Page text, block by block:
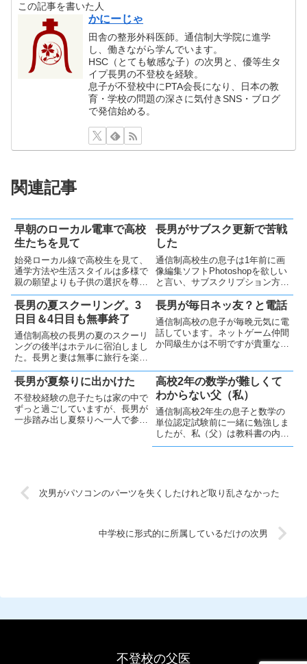
この記事を書いた人
かにーじゃ
田舎の整形外科医師。通信制大学院に進学
し、働きながら学んでいます。
HSC（とても敏感な子）の次男と、優等生タ
イプ長男の不登校を経験。
息子が不登校中にPTA会長になり、日本の教
育・学校の問題の深さに気付きSNS・ブログ
で発信始める。
関連記事
早朝のローカル電車で高校
生たちを見て
始発ローカル線で高校生を見て、
通学方法や生活スタイルは多様で
親の願望よりも子供の選択を尊重
してあげることが貴重な青春にな
るだろうと思いました。
長男がサブスク更新で苦戦
した
通信制高校生の息子は1年前に画
像編集ソフトPhotoshopを欲しい
と言い、サブスクリプション方式
で購入しました。初年度は銀行振
込で支払い、次年度はデビットカ
色々と経験し、成長しています。
長男の夏スクーリング。3
日目＆4日目も無事終了
通信制高校の長男の夏のスクーリ
ングの後半はホテルに宿泊しまし
た。長男と妻は無事に旅行を楽し
んで？帰宅し、スクーリングは無
事終了しました。親として今後も
バックアップしていきます。
長男が毎日ネッ友？と電話
通信制高校の息子が毎晩元気に電
話しています。ネットゲーム仲間
か同級生かは不明ですが貴重なコ
ています
長男が夏祭りに出かけた
不登校経験の息子たちは家の中で
ずっと過ごしていますが、長男が
一歩踏み出し夏祭りへ一人で参加
高校2年の数学が難しくて
わからない父（私）
通信制高校2年生の息子と数学の
単位認定試験前に一緒に勉強しま
したが、私（父）は教科書の内容
がほぼわからず役に立ちませんで
次男がパソコンのパーツを失くしたけれど取り乱さなかった
中学校に形式的に所属しているだけの次男
不登校の父医